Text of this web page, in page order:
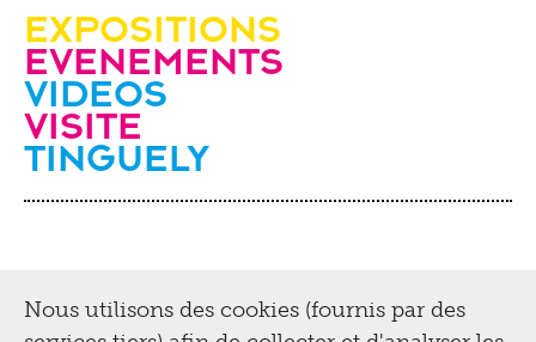
Expositions
evenements
videos
Visite
Tinguely
Nous utilisons des cookies (fournis par des